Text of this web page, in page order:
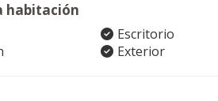
habitación
Escritorio
Exterior